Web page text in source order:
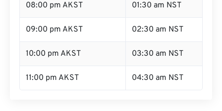
08:00 pm AKST 01:30 am NST
09:00 pm AKST 02:30 am NST
10:00 pm AKST 03:30 am NST
11:00 pm AKST 04:30 am NST